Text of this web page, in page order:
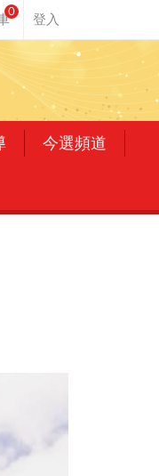
0
今選頻道